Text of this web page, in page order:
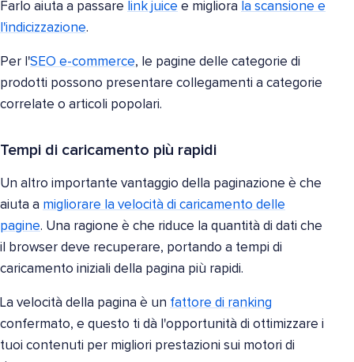
Farlo aiuta a passare link juice e migliora la scansione e
l'indicizzazione.
Per l'SEO e-commerce, le pagine delle categorie di
prodotti possono presentare collegamenti a categorie
correlate o articoli popolari.
Tempi di caricamento più rapidi
Un altro importante vantaggio della paginazione è che
aiuta a migliorare la velocità di caricamento delle
pagine. Una ragione è che riduce la quantità di dati che
il browser deve recuperare, portando a tempi di
caricamento iniziali della pagina più rapidi.
La velocità della pagina è un fattore di ranking
confermato, e questo ti dà l'opportunità di ottimizzare i
tuoi contenuti per migliori prestazioni sui motori di